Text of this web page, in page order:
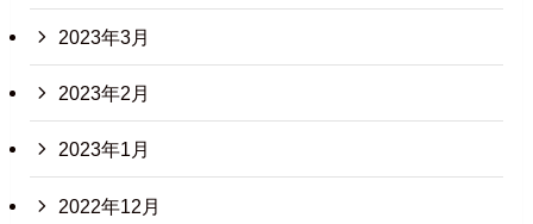
2023年3月
2023年2月
2023年1月
2022年12月